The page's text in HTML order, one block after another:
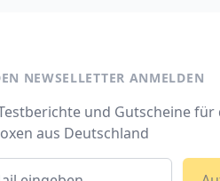
NEWSELLETTER ANMELDEN
und Gutscheine für
aus Deutschland